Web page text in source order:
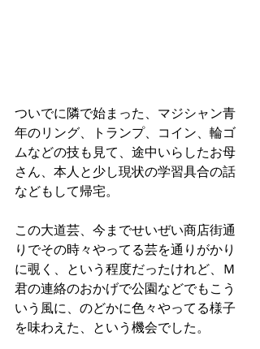
ついでに隣で始まった、マジシャン青
年のリング、トランプ、コイン、輪ゴ
ムなどの技も見て、途中いらしたお母
さん、本人と少し現状の学習具合の話
などもして帰宅。
この大道芸、今までせいぜい商店街通
りでその時々やってる芸を通りがかり
に覗く、という程度だったけれど、Ｍ
君の連絡のおかげで公園などでもこう
いう風に、のどかに色々やってる様子
を味わえた、という機会でした。